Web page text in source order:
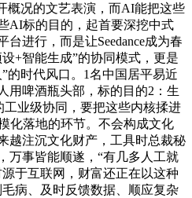
概况的文艺表演，而AI能把这些
AI标的目的，起首要深挖中式
进行，而是让Seedance成为春
+智能生成”的协同模式，更是
的时代风口。1名中国居平易近
用啤酒瓶头部，标的目的2：生
业级协同，要把这些内核揉进
化落地的环节。不会构成文化
越注沉文化财产，工具时总裁秘
万事皆能顺遂，“有几多人工就
于互联网，财富还正在以这种
病、及时反馈数据、顺应复杂